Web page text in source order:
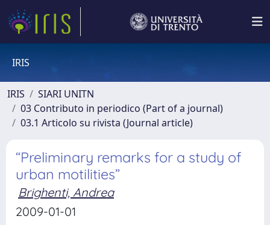
IRIS
IRIS
SIARI UNITN
03 Contributo in periodico (Part of a journal)
03.1 Articolo su rivista (Journal article)
“Preliminary remarks for a study of
urban motilities”
Brighenti, Andrea
2009-01-01